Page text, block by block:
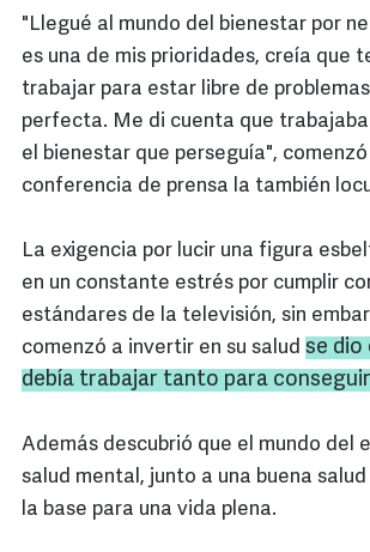
"Llegué al mundo del bienestar por
es una de mis prioridades, creía que
trabajar para estar libre de
perfecta. Me di cuenta que trabajaba
el bienestar que perseguía",
conferencia de prensa la también
La exigencia por lucir una figura
en un constante estrés por cumplir
estándares de la televisión, sin
comenzó a invertir en su salud se dio
debía trabajar tanto para
Además descubrió que el mundo del
salud mental, junto a una buena
la base para una vida plena.